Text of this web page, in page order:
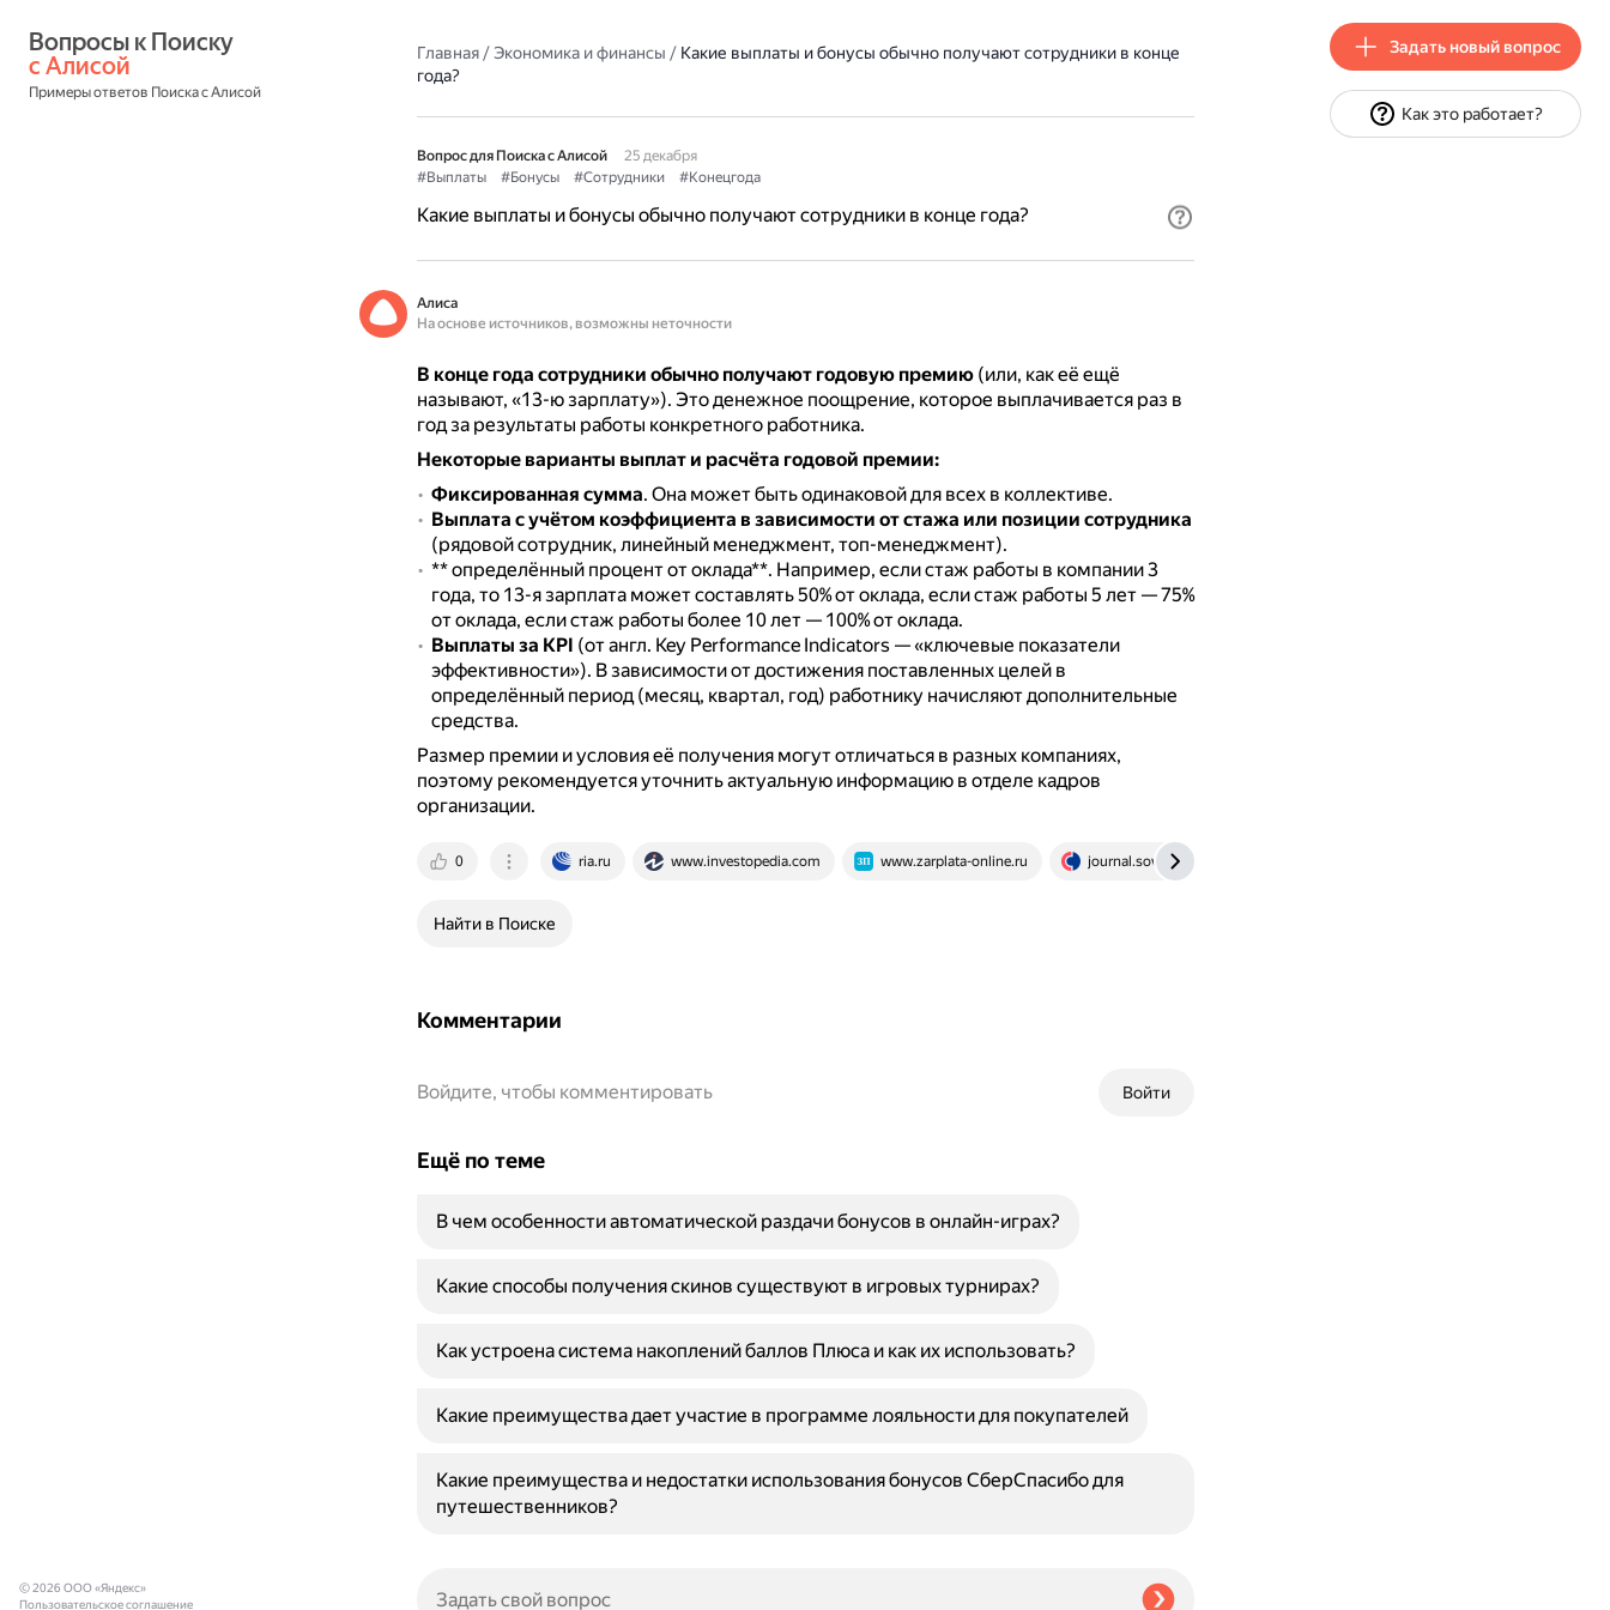
с Алисой
Примеры ответов Поиска с Алисой
Главная/Экономика и финансы / Какие выплаты и бонусы обычно получают сотрудники в конце
года?
Вопрос для Поиска с Алисой
25 декабря
#Выплаты
#Бонусы #Сотрудники #Конецгода
Какие выплаты и бонусы обычно получают сотрудники в конце года?
Алиса
На основе источников, возможны неточности
В конце года сотрудники обычно получают годовую премию(или, как её ещё
называют, «13-ю зарплату»). Это денежное поощрение, которое выплачивается раз в
год за результаты работы конкретного работника.
Некоторые варианты выплат и расчёта годовой премии:
Фиксированная сумма. Она может быть одинаковой для всех в коллективе.
Выплата с учётом коэффициента в зависимости от стажа или позиции сотрудника
(рядовой сотрудник, линейный менеджмент, топ-менеджмент).
** определённый процент от оклада**. Например, если стаж работы в компании 3
года, то 13-я зарплата может составлять 50% от оклада, если стаж работы 5 лет — 75%
от оклада, если стаж работы более 10 лет — 100% от оклада.
Выплаты за KPI (от англ. Key Performance Indicators — «ключевые показатели
эффективности»). В зависимости от достижения поставленных целей в
определённый период (месяц, квартал, год) работнику начисляют дополнительные
средства.
Размер премии и условия её получения могут отличаться в разных компаниях,
поэтому рекомендуется уточнить актуальную информацию в отделе кадров
организации.
0 ria.ru www.investopedia.com www.zarplata-online.ru journal.sovcombank.ru
Найти в Поиске
Комментарии
Войти
Войдите, чтобы комментировать
Ещё по теме
В чем особенности автоматической раздачи бонусов в онлайн-играх?
Какие способы получения скинов существуют в игровых турнирах?
Как устроена система накоплений баллов Плюса и как их использовать?
Какие преимущества дает участие в программе лояльности для покупателей
Какие преимущества и недостатки использования бонусов СберСпасибо для
путешественников?
© 2026 ООО «Яндекс»
Пользовательское соглашение
Задать новый вопрос
Как это работает?